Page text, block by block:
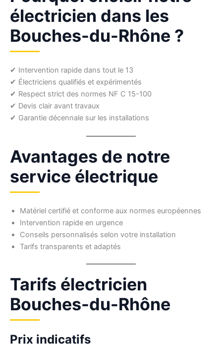
électricien dans les
Bouches-du-Rhône ?
✔ Intervention rapide dans tout le 13
✔ Électriciens qualifiés et expérimentés
✔ Respect strict des normes NF C 15-100
✔ Devis clair avant travaux
✔ Garantie décennale sur les installations
Avantages de notre
service électrique
Matériel certifié et conforme aux normes européennes
Intervention rapide en urgence
Conseils personnalisés selon votre installation
Tarifs transparents et adaptés
Tarifs électricien
Bouches-du-Rhône
Prix indicatifs